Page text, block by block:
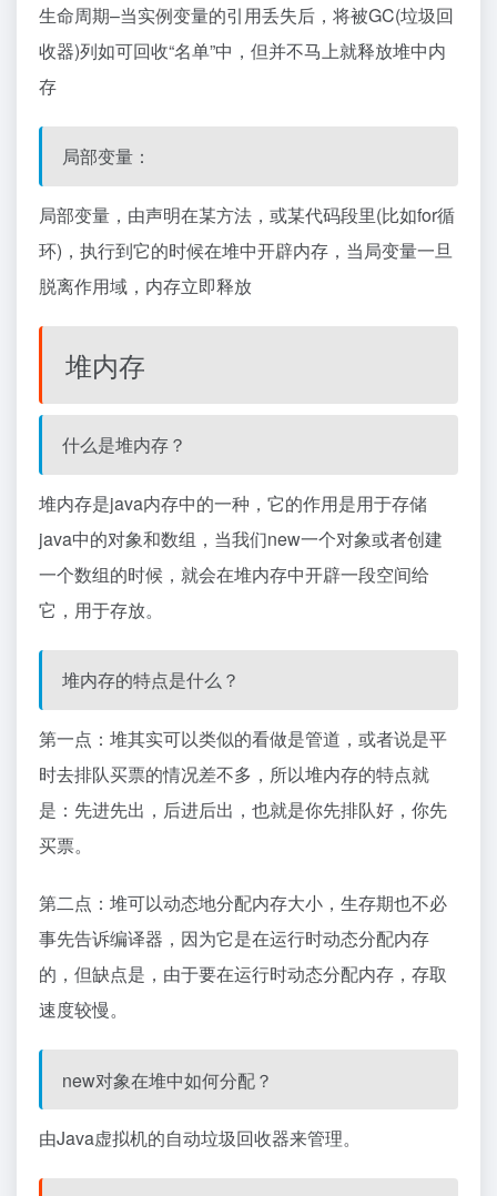
生命周期–当实例变量的引用丢失后，将被GC(垃圾回
收器)列如可回收“名单”中，但并不马上就释放堆中内
存
局部变量：
局部变量，由声明在某方法，或某代码段里(比如for循
环)，执行到它的时候在堆中开辟内存，当局变量一旦
脱离作用域，内存立即释放
堆内存
什么是堆内存？
堆内存是java内存中的一种，它的作用是用于存储
java中的对象和数组，当我们new一个对象或者创建
一个数组的时候，就会在堆内存中开辟一段空间给
它，用于存放。
堆内存的特点是什么？
第一点：堆其实可以类似的看做是管道，或者说是平
时去排队买票的情况差不多，所以堆内存的特点就
是：先进先出，后进后出，也就是你先排队好，你先
买票。
第二点：堆可以动态地分配内存大小，生存期也不必
事先告诉编译器，因为它是在运行时动态分配内存
的，但缺点是，由于要在运行时动态分配内存，存取
速度较慢。
new对象在堆中如何分配？
由Java虚拟机的自动垃圾回收器来管理。